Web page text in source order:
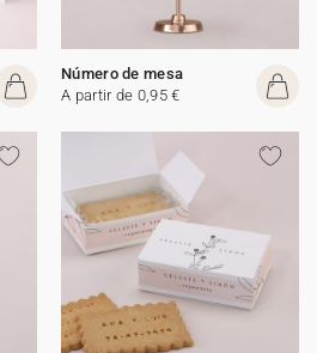
Número de mesa
A partir de 0,95 €